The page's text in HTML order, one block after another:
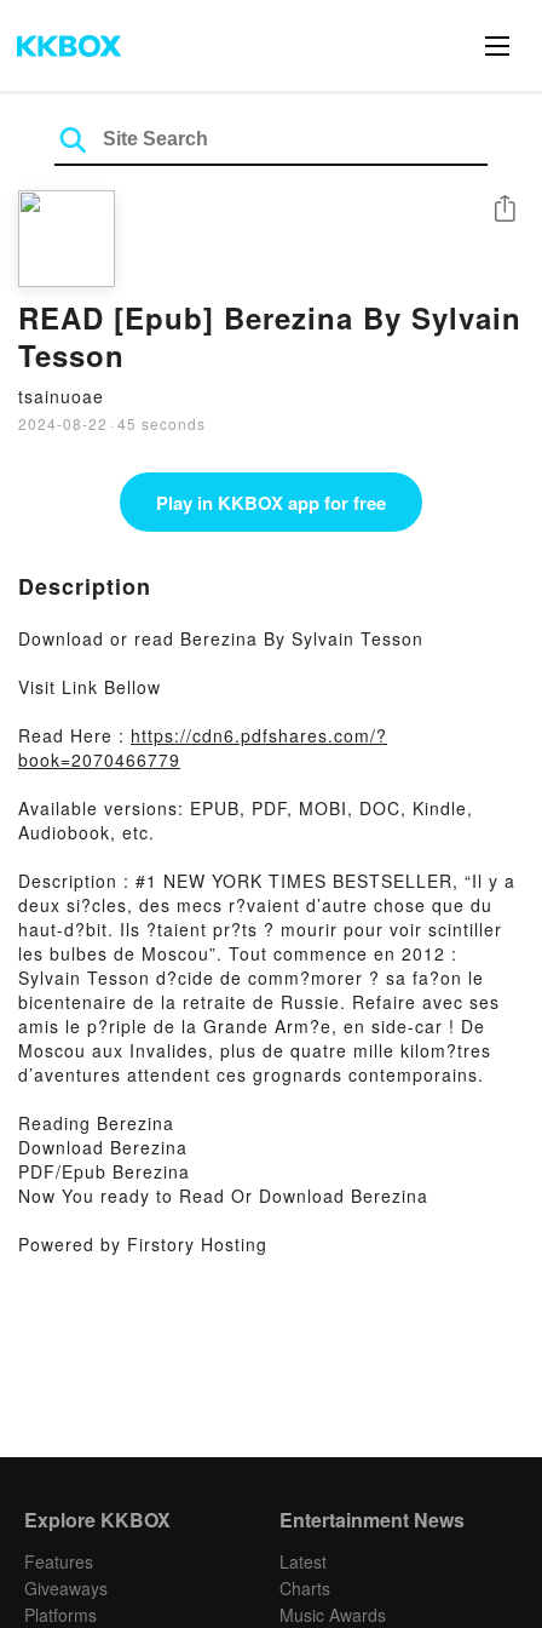
READ [Epub] Berezina By Sylvain
Tesson
tsainuoae
2024-08-22 · 45 seconds
Share
Play in KKBOX app for free
Description
Download or read Berezina By Sylvain Tesson
Visit Link Bellow
Read Here : https://cdn6.pdfshares.com/?
book=2070466779
Available versions: EPUB, PDF, MOBI, DOC, Kindle,
Audiobook, etc.
Description : #1 NEW YORK TIMES BESTSELLER, “Il y a
deux si?cles, des mecs r?vaient d’autre chose que du
haut-d?bit. Ils ?taient pr?ts ? mourir pour voir scintiller
les bulbes de Moscou”. Tout commence en 2012 :
Sylvain Tesson d?cide de comm?morer ? sa fa?on le
bicentenaire de la retraite de Russie. Refaire avec ses
amis le p?riple de la Grande Arm?e, en side-car ! De
Moscou aux Invalides, plus de quatre mille kilom?tres
d’aventures attendent ces grognards contemporains.
Reading Berezina
Download Berezina
PDF/Epub Berezina
Now You ready to Read Or Download Berezina
Powered by Firstory Hosting
Explore KKBOX
Features
Giveaways
Platforms
Entertainment News
Latest
Charts
Music Awards